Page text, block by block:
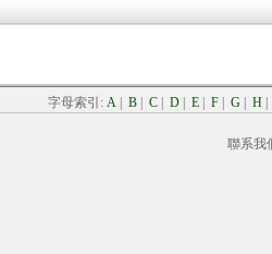
字母索引: A B C D E F G H
聯系我